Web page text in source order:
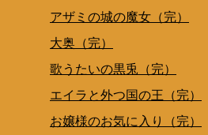
アザミの城の魔女（完）
大奥（完）
歌うたいの黒兎（完）
エイラと外つ国の王（完）
お嬢様のお気に入り（完）